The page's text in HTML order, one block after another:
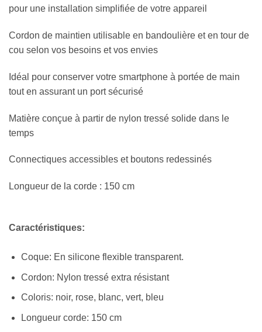
pour une installation simplifiée de votre appareil
Cordon de maintien utilisable en bandoulière et en tour de
cou selon vos besoins et vos envies
Idéal pour conserver votre smartphone à portée de main
tout en assurant un port sécurisé
Matière conçue à partir de nylon tressé solide dans le
temps
Connectiques accessibles et boutons redessinés
Longueur de la corde : 150 cm
Caractéristiques:
Coque: En silicone flexible transparent.
Cordon: Nylon tressé extra résistant
Coloris: noir, rose, blanc, vert, bleu
Longueur corde: 150 cm